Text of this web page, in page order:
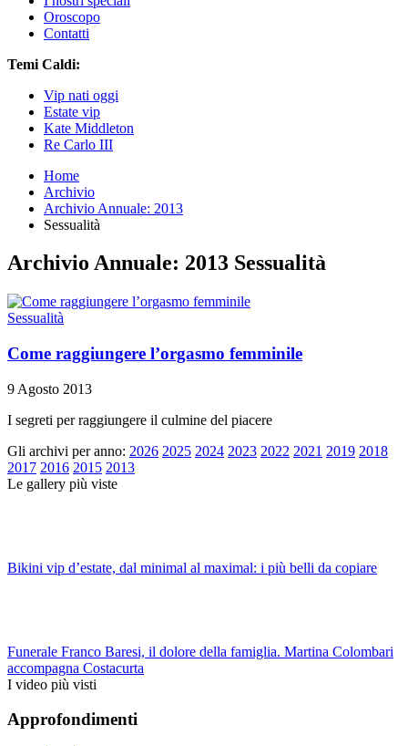
Oroscopo
Contatti
Temi Caldi:
Vip nati oggi
Estate vip
Kate Middleton
Re Carlo III
Home
Archivio
Archivio Annuale: 2013
Sessualità
Archivio Annuale: 2013 Sessualità
Sessualità
Come raggiungere l’orgasmo femminile
9 Agosto 2013
I segreti per raggiungere il culmine del piacere
Gli archivi per anno: 2026 2025 2024 2023 2022 2021 2019 2018
2017 2016 2015 2013
Le gallery più viste
Bikini vip d’estate, dal minimal al maximal: i più belli da copiare
Funerale Franco Baresi, il dolore della famiglia. Martina Colombari
accompagna Costacurta
I video più visti
Approfondimenti